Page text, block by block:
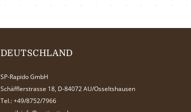
DEUTSCHLAND
SP-Rapido GmbH
Schäfflerstrasse 18, D-84072 AU/Osseltshausen
Tel.: +49/8752/7966